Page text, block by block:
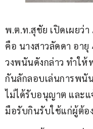
พ.ต.ท.สุชัย เปิดเผยว่
คือ นางสาวลัดดา อายุ
วงพนันดังกล่าว ทำใ
กันลักลอบเล่นการพนั
ไม่ได้รับอนุญาต และแ
มือรับกินรับใช้แก่ผู้ต้อ